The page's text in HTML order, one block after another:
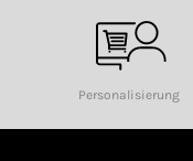
Personalisierung